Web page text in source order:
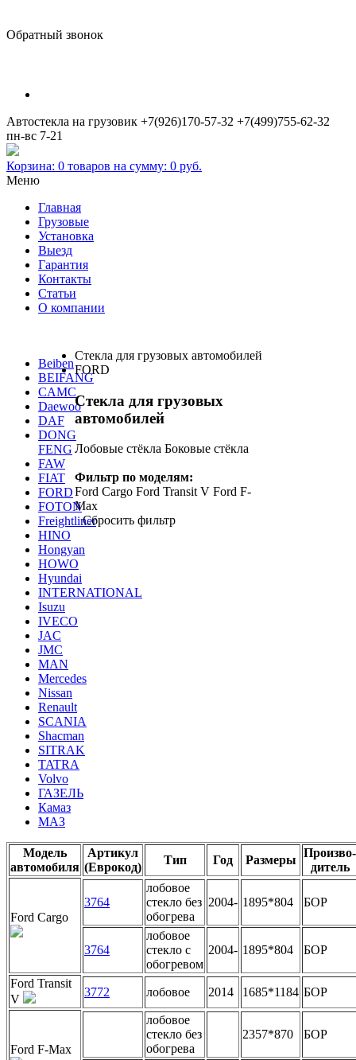
Обратный звонок
Автостекла на грузовик +7(926)170-57-32 +7(499)755-62-32
пн-вс 7-21
Корзина: 0 товаров на сумму: 0 руб.
Меню
Главная
Грузовые
Установка
Выезд
Гарантия
Контакты
Статьи
О компании
Beiben
BEIFANG
CAMC
Daewoo
DAF
DONG
FENG
FAW
FIAT
FORD
FOTON
Freightliner
HINO
Hongyan
HOWO
Hyundai
INTERNATIONAL
Isuzu
IVECO
JAC
JMC
MAN
Mercedes
Nissan
Renault
SCANIA
Shacman
SITRAK
TATRA
Volvo
ГАЗЕЛЬ
Камаз
МАЗ
Стекла для грузовых автомобилей
FORD
Стекла для грузовых
автомобилей
Лобовые стёкла Боковые стёкла
Фильтр по моделям:
Ford Cargo Ford Transit V Ford F-
Max
Сбросить фильтр
Модель
автомобиля
Артикул
(Еврокод)
Тип Год Размеры
Произво-
дитель
Ford Cargo
3764
лобовое
стекло без
обогрева
2004- 1895*804 БОР
3764
лобовое
стекло с
обогревом
2004- 1895*804 БОР
Ford Transit
V
3772 лобовое 2014 1685*1184 БОР
Ford F-Max
лобовое
стекло без
обогрева
2357*870 БОР